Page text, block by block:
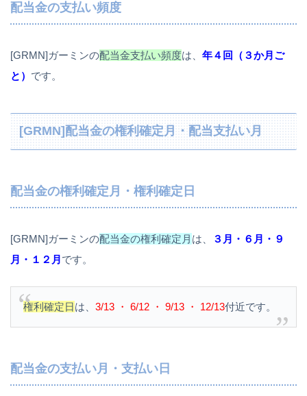
配当金の支払い頻度
[GRMN]ガーミンの配当金支払い頻度は、 年４回（３か月ご
と） です。
[GRMN]配当金の権利確定月・配当支払い月
配当金の権利確定月・権利確定日
[GRMN]ガーミンの配当金の権利確定月 は、
３月・６月・９
月・１２月 です。
権利確定日は、 3/13 ・ 6/12 ・ 9/13 ・ 12/13付近です。
配当金の支払い月・支払い日